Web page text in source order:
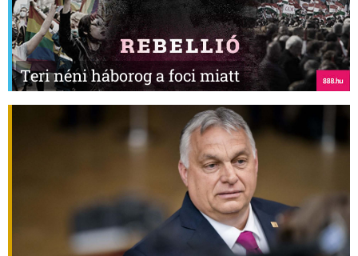
Teri néni háborog a foci miatt